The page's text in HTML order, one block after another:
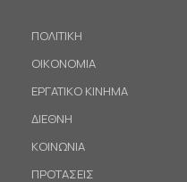
ΠΟΛΙΤΙΚΗ
ΟΙΚΟΝΟΜΙΑ
ΕΡΓΑΤΙΚΟ ΚΙΝΗΜΑ
ΔΙΕΘΝΗ
ΚΟΙΝΩΝΙΑ
ΠΡΟΤΑΣΕΙΣ